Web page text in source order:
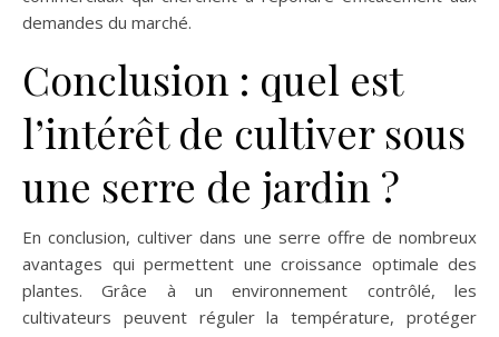
demandes du marché.
Conclusion : quel est
l’intérêt de cultiver sous
une serre de jardin ?
En conclusion, cultiver dans une serre offre de nombreux
avantages qui permettent une croissance optimale des
plantes. Grâce à un environnement contrôlé, les
cultivateurs peuvent réguler la température, protéger